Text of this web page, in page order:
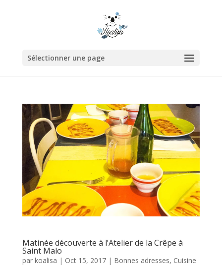
Sélectionner une page
Matinée découverte à l’Atelier de la Crêpe à
Saint Malo
par koalisa | Oct 15, 2017| Bonnes adresses, Cuisine